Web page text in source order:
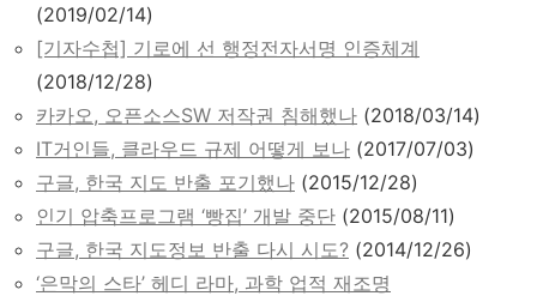
(2019/02/14)
[기자수첩] 기로에 선 행정전자서명 인증체계
(2018/12/28)
카카오, 오픈소스SW 저작권 침해했나 (2018/03/14)
IT거인들, 클라우드 규제 어떻게 보나 (2017/07/03)
구글, 한국 지도 반출 포기했나 (2015/12/28)
인기 압축프로그램 ‘빵집’ 개발 중단 (2015/08/11)
구글, 한국 지도정보 반출 다시 시도? (2014/12/26)
‘은막의 스타’ 헤디 라마, 과학 업적 재조명